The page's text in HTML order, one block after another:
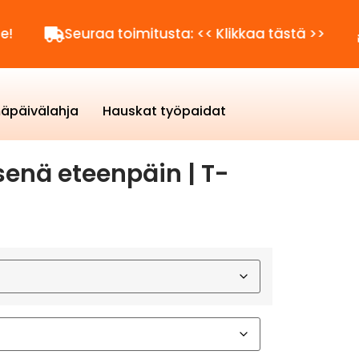
toimitusta: << Klikkaa tästä >>
Hauskat työpaidat
eteenpäin | T-